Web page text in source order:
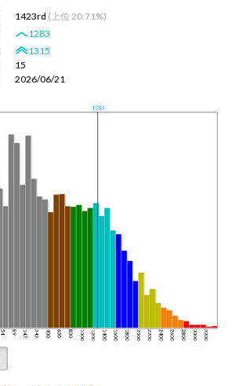
JP EN
1423rd (上位 20.71%)
1283
1315
15
2026/06/21